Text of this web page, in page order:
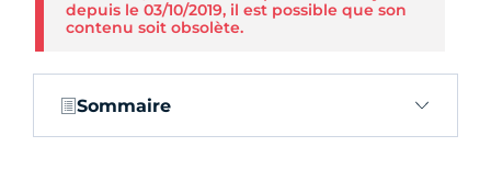
depuis le 03/10/2019, il est possible que son
contenu soit obsolète.
Sommaire